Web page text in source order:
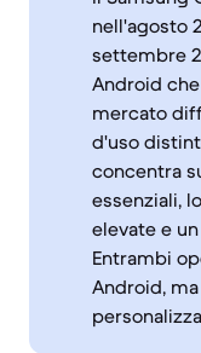
nell'agosto
settembre
Android
mercato
d'uso
concentra
essenziali,
elevate e
Entrambi
Android,